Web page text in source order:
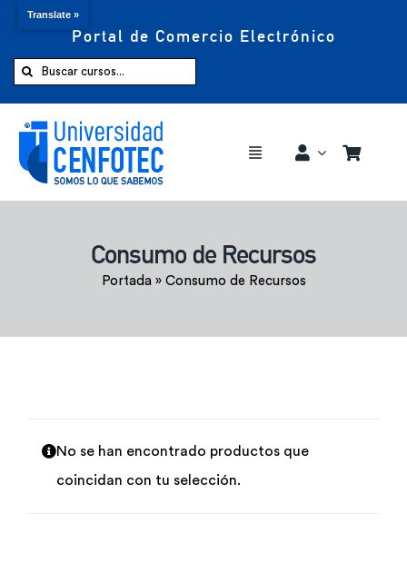
Portal de Comercio Electrónico
Buscar:
Toggle
Comprar ahora
Consumo de Recursos
Portada» Consumo de Recursos
No se han encontrado productos que
coincidan con tu selección.
Translate »